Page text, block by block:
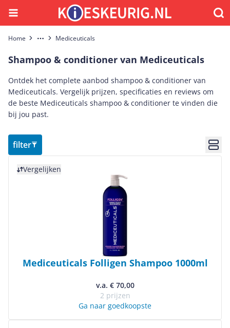
Menu
Home More Mediceuticals
Shampoo & conditioner van Mediceuticals
Ontdek het complete aanbod shampoo & conditioner van
Mediceuticals. Vergelijk prijzen, specificaties en reviews om
de beste Mediceuticals shampoo & conditioner te vinden die
bij jou past.
filter
Vergelijken
Mediceuticals Folligen Shampoo 1000ml
v.a. € 70,00
2 prijzen
Ga naar goedkoopste